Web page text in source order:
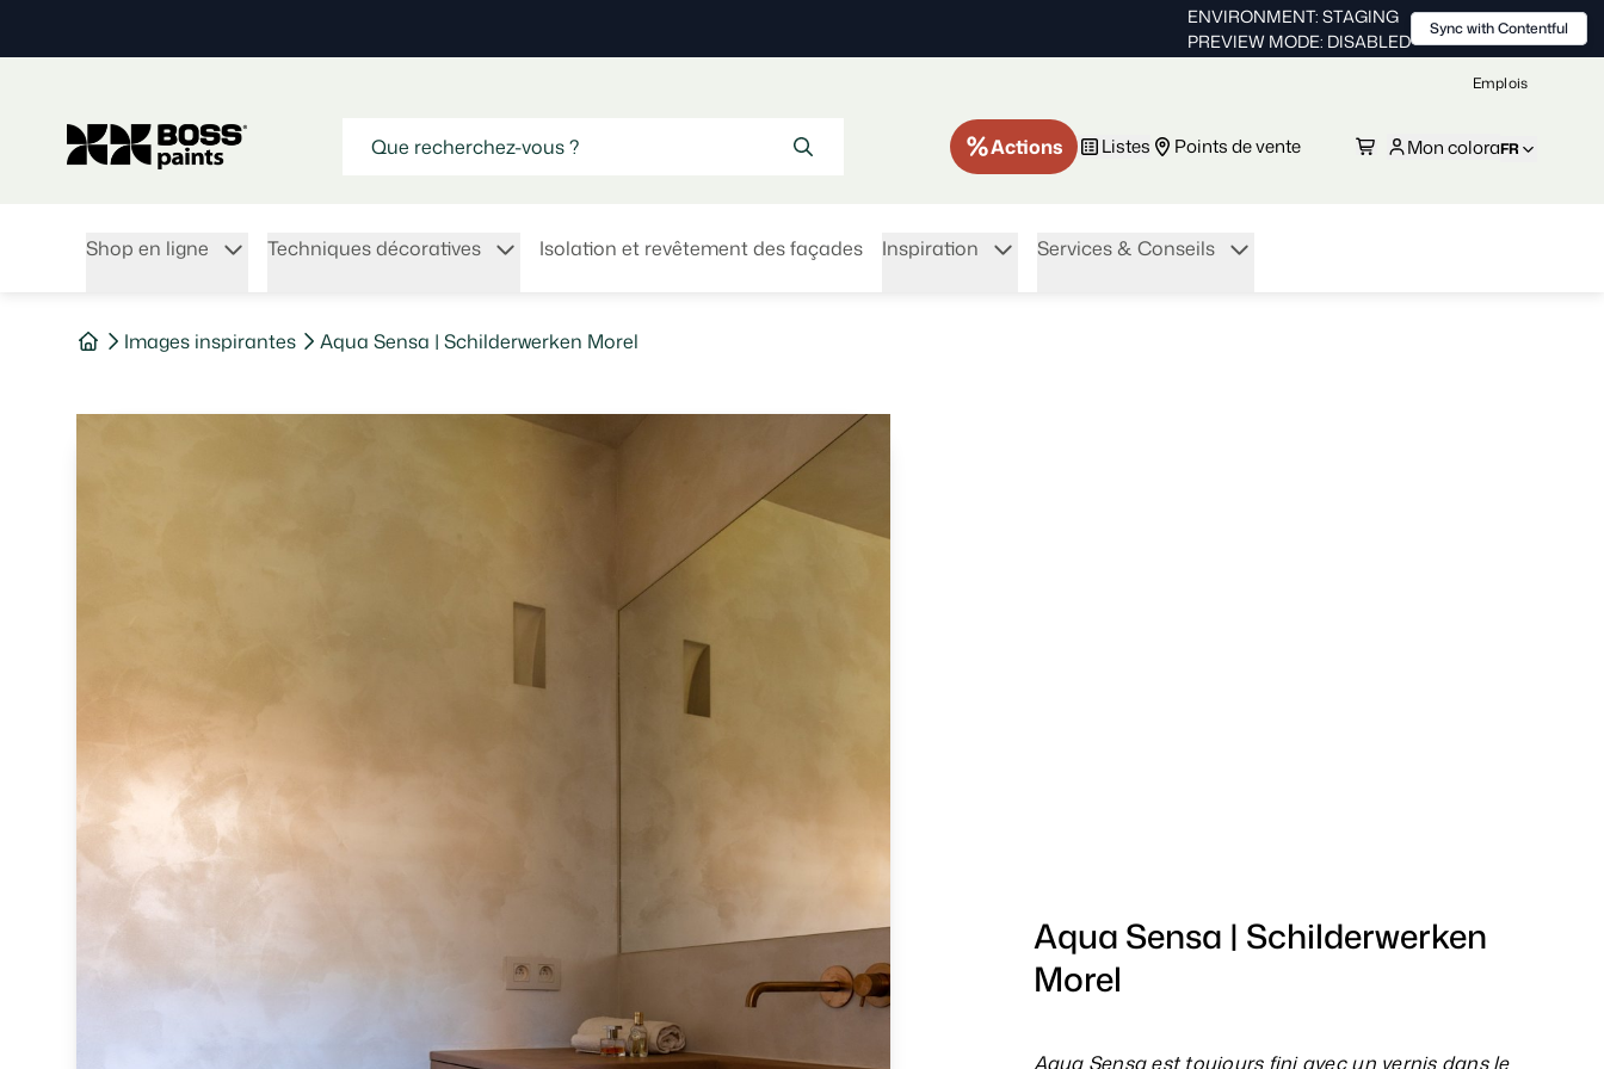
Emplois
Actions Listes Points de vente Mon coloraFR
Shop en ligne Techniques décoratives Isolation et revêtement des façades Inspiration Services & Conseils
Images inspirantes Aqua Sensa | Schilderwerken Morel
Aqua Sensa | Schilderwerken
Morel
Aqua Sensa est toujours fini avec un vernis dans le
ENVIRONMENT: STAGING
PREVIEW MODE: DISABLED
Sync with Contentful